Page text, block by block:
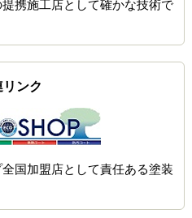
携施工店として確かな技術で
リンク
国加盟店として責任ある塗装